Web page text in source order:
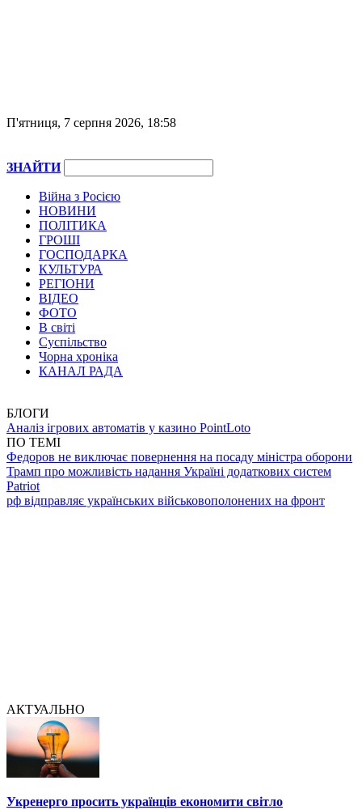
П'ятниця, 7 серпня 2026, 18:58
ЗНАЙТИ
Війна з Росією
НОВИНИ
ПОЛІТИКА
ГРОШІ
ГОСПОДАРКА
КУЛЬТУРА
РЕГІОНИ
ВІДЕО
ФОТО
В світі
Суспільство
Чорна хроніка
КАНАЛ РАДА
БЛОГИ
Аналіз ігрових автоматів у казино PointLoto
ПО ТЕМІ
Федоров не виключає повернення на посаду міністра оборони
Трамп про можливість надання Україні додаткових систем
Patriot
рф відправляє українських військовополонених на фронт
АКТУАЛЬНО
Укренерго просить українців економити світло